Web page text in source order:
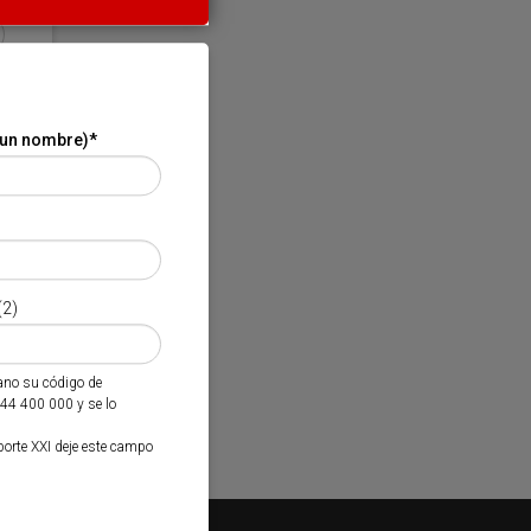
nombre)*
su código de
400 000 y se lo
XXI deje este campo